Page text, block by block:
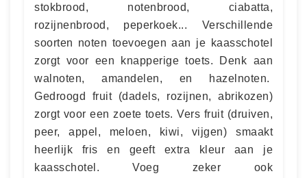
stokbrood, notenbrood, ciabatta,
rozijnenbrood, peperkoek... Verschillende
soorten noten toevoegen aan je kaasschotel
zorgt voor een knapperige toets. Denk aan
walnoten, amandelen, en hazelnoten.
Gedroogd fruit (dadels, rozijnen, abrikozen)
zorgt voor een zoete toets. Vers fruit (druiven,
peer, appel, meloen, kiwi, vijgen) smaakt
heerlijk fris en geeft extra kleur aan je
kaasschotel. Voeg zeker ook